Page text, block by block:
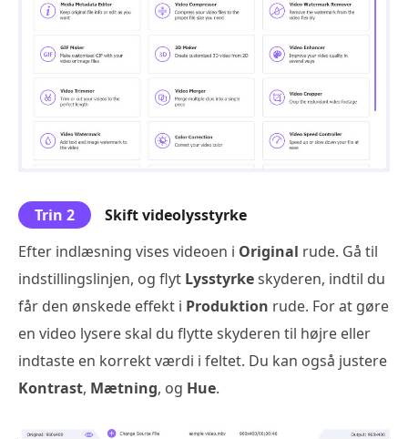
Trin 2
Skift videolysstyrke
Efter indlæsning vises videoen i Original rude. Gå til
indstillingslinjen, og flyt Lysstyrkeskyderen, indtil du
får den ønskede effekt i Produktion rude. For at gøre
en video lysere skal du flytte skyderen til højre eller
indtaste en korrekt værdi i feltet. Du kan også justere
Kontrast, Mætning, og Hue.